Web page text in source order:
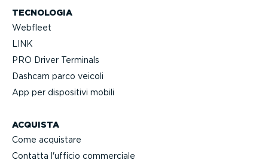
TECNOLOGIA
Webfleet
LINK
PRO Driver Terminals
Dashcam parco veicoli
App per dispositivi mobili
ACQUISTA
Come acquistare
Contatta l'ufficio commerciale